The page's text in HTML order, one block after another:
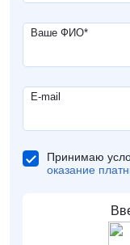
Ваше ФИО*
E-mail
Принимаю
оказание